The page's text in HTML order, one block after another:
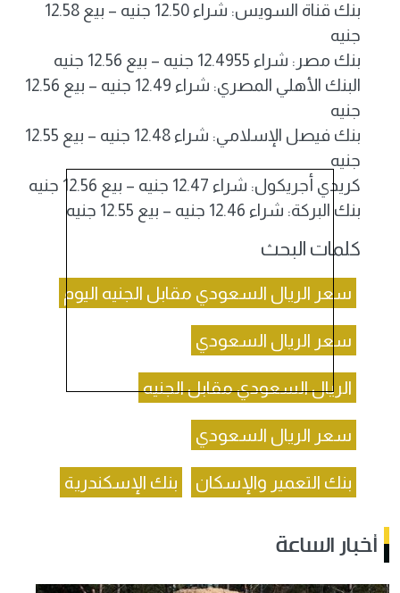
بنك قناة السويس: شراء 12.50 جنيه – بيع 12.58
جنيه
بنك مصر: شراء 12.4955 جنيه – بيع 12.56 جنيه
البنك الأهلي المصري: شراء 12.49 جنيه – بيع 12.56
جنيه
بنك فيصل الإسلامي: شراء 12.48 جنيه – بيع 12.55
جنيه
كريدي أجريكول: شراء 12.47 جنيه – بيع 12.56 جنيه
بنك البركة: شراء 12.46 جنيه – بيع 12.55 جنيه
كلمات البحث
سعر الريال السعودي مقابل الجنيه اليوم
سعر الريال السعودي
الريال السعودي مقابل الجنيه
سعر الريال السعودي
بنك التعمير والإسكان بنك الإسكندرية
أخبار الساعة